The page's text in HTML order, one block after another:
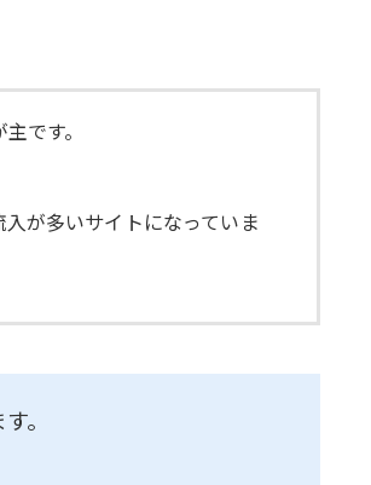
です。
が多いサイトになっていま
。